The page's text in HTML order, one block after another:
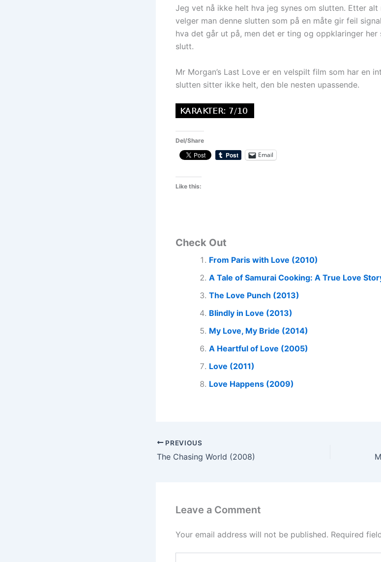
Jeg vet nå ikke helt hva jeg synes om slutten. Etter
velger man denne slutten som på en måte gir feil
hva det går ut på, men det er ting og oppklaringer her
slutt.
Mr Morgan’s Last Love er en velspilt film som har en
slutten sitter ikke helt, den ble nesten upassende.
Del/Share
Email
Like this:
Check Out
From Paris with Love (2010)
A Tale of Samurai Cooking: A True Love
The Love Punch (2013)
Blindly in Love (2013)
My Love, My Bride (2014)
A Heartful of Love (2005)
Love (2011)
Love Happens (2009)
PREVIOUS
The Chasing World (2008)
Leave a Comment
Your email address will not be published. Required